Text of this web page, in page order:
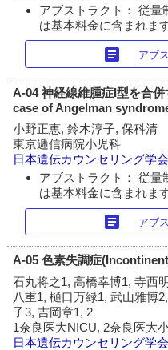
アブストラクト： 従量
は基本料金に含まれます
article アブ
A-04 神経線維腫症I型を合
case of Angelman
小野正恵, 鈴木淳子, 保科清
東京逓信病院小児科
日本遺伝カウンセリング学
アブストラクト： 従量
は基本料金に含まれます
article アブ
A-05 色素失調症
石丸将之1, 高橋幸博1, 寺西
八重1, 樋口万緑1, 武山雅博
子3, 吉岡章1, 2
1奈良医大NICU, 2奈良医大
日本遺伝カウンセリング学